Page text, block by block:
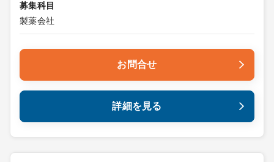
募集科目
製薬会社
お問合せ
詳細を見る